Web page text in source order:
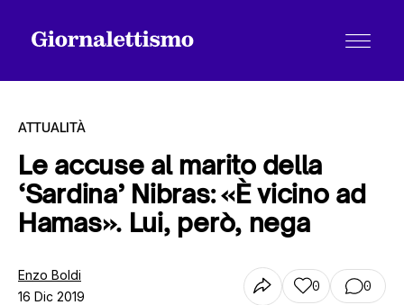
Tutti gli articoli
Chi siamo
ATTUALITÀ
Le accuse al marito della
‘Sardina’ Nibras: «È vicino ad
Hamas». Lui, però, nega
Enzo Boldi
16 Dic 2019
0 0